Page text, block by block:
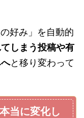
好み」を自動的
しまう投稿や有
と移り変わって
当に変化し